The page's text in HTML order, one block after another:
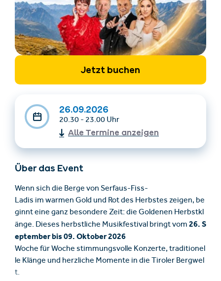
Unterkünfte finden
info@serfaus-fiss-ladis.at
Jetzt buchen
26.09.2026
20.30 - 23.00 Uhr
Alle Termine anzeigen
Über das Event
Wenn sich die Berge von Serfaus-Fiss-
Ladis im warmen Gold und Rot des Herbstes zeigen, be
ginnt eine ganz besondere Zeit: die Goldenen Herbstkl
änge. Dieses herbstliche Musikfestival bringt vom 26. S
eptember bis 09. Oktober 2026
Woche für Woche stimmungsvolle Konzerte, traditionel
le Klänge und herzliche Momente in die Tiroler Bergwel
t.